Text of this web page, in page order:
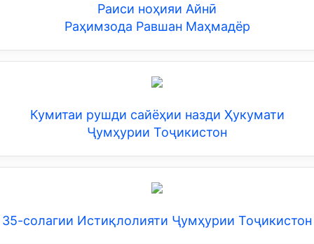
Раиси ноҳияи Айнӣ
Раҳимзода Равшан Маҳмадёр
Кумитаи рушди сайёҳии назди Ҳукумати
Ҷумҳурии Тоҷикистон
35-солагии Истиқлолияти Ҷумҳурии Тоҷикистон